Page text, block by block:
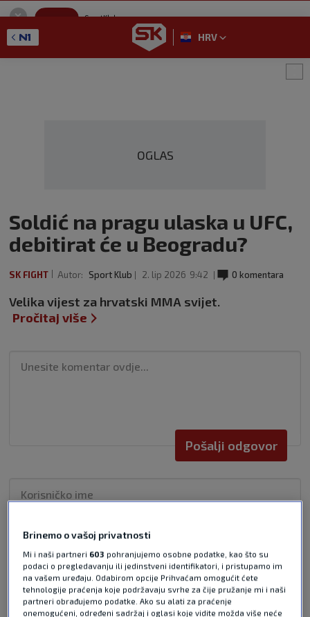
SportKlub
GET - On the Google Play
HRV
OGLAS
Soldić na pragu ulaska u UFC,
debitirat će u Beogradu?
SK FIGHT Autor: Sport Klub 2. lip 2026 9:42 0 komentara
Velika vijest za hrvatski MMA svijet.
Pročitaj više
Pošalji odgovor
NAJČITANIJE VIJESTI - SK FIGHT
Brinemo o vašoj privatnosti
Mi i naši partneri 603 pohranjujemo osobne podatke, kao što su
podaci o pregledavanju ili jedinstveni identifikatori, i pristupamo im
na vašem uređaju. Odabirom opcije Prihvaćam omogućit ćete
tehnologije praćenja koje podržavaju svrhe za čije pružanje mi i naši
partneri obrađujemo podatke. Ako su alati za praćenje
onemogućeni, određeni sadržaj i oglasi koje vidite možda više neće